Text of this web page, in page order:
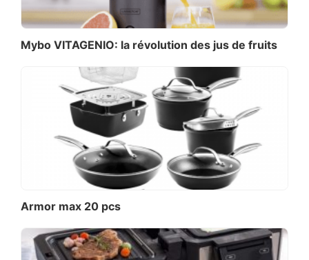
Mybo VITAGENIO: la révolution des jus de fruits
Armor max 20 pcs